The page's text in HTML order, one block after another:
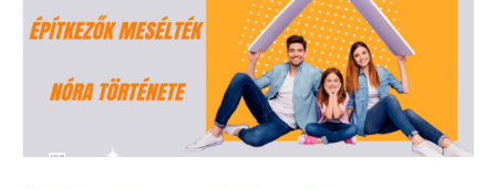
Nóra
története